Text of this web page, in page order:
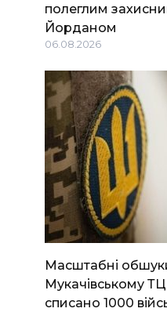
полеглим
Йорданом
06.08.2026
Масштабні
Мукачівському
списано 1000